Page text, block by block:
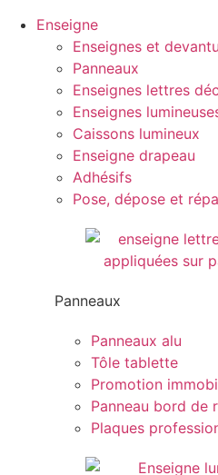
Enseigne
Enseignes et
Panneaux
Enseignes lettres
Enseignes
Caissons lumineux
Enseigne drapeau
Adhésifs
Pose, dépose et
Panneaux
Panneaux alu
Tôle tablette
Promotion
Panneau bord de
Plaques